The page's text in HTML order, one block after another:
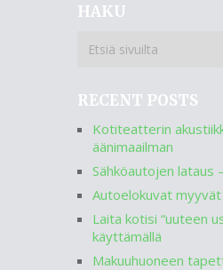
HAKU
RECENT POSTS
Kotiteatterin
äänimaailman
Sähköautojen lataus
Autoelokuvat myyvät
Laita kotisi “uuteen
käyttämällä
Makuuhuoneen